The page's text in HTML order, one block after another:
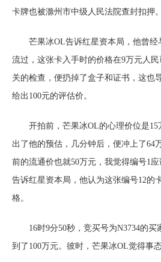
卡牌也被滁州市中级人民法院查封扣押。
芒果冰OL告诉红星资本局，他曾经
流过，这张卡入手时的价格在9万元人
关的检查，便扔掉了盒子和证书，这也
给出100元的评估价。
开拍前，芒果冰OL的心理价位是15
出了他的预估，几分钟后，便冲上了64
前的流通价也就50万元，我觉得编号1
告诉红星资本局，他认为这张编号12的
格。
16时9分50秒，竞买号为N3734的买
到了100万元。彼时，芒果冰OL觉得事